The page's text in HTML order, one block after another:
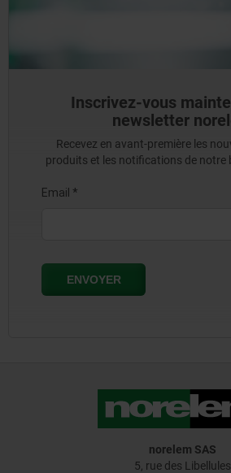
Inscrivez-vous
newsletter
Recevez en avant-première les
produits et les notifications de notre
norelem SAS
5, rue des Libellules